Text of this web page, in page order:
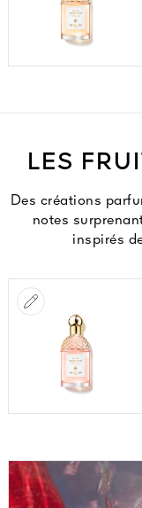
LES
Des créations
notes
inspirés